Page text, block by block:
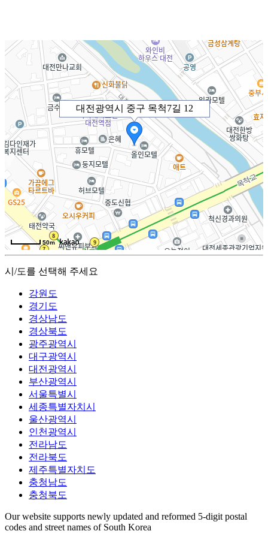
대전광역시 중구 목척7길 12
50m
시/도를 선택해 주세요
강원도
경기도
경상남도
경상북도
광주광역시
대구광역시
대전광역시
부산광역시
서울특별시
세종특별자치시
울산광역시
인천광역시
전라남도
전라북도
제주특별자치도
충청남도
충청북도
Our website supports newly updated and reformed 5-digit postal
codes and street names of South Korea